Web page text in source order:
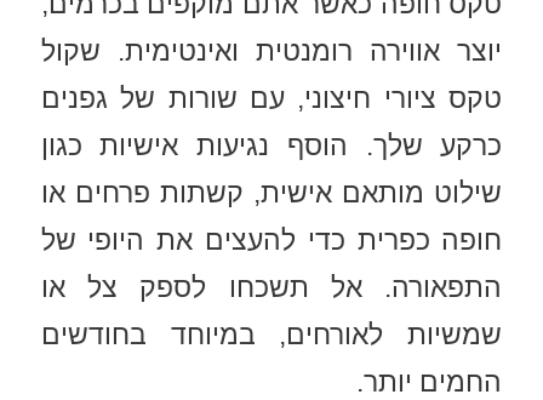
יוצר אווירה רומנטית ואינטימית. שקול
טקס ציורי חיצוני, עם שורות של גפנים
כרקע שלך. הוסף נגיעות אישיות כגון
שילוט מותאם אישית, קשתות פרחים או
חופה כפרית כדי להעצים את היופי של
התפאורה. אל תשכחו לספק צל או
שמשיות לאורחים, במיוחד בחודשים
החמים יותר.